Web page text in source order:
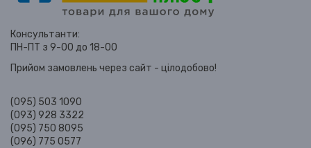
Консультанти:
ПН-ПТ з 9-00 до 18-00
Прийом замовлень через сайт - цілодобово!
(095) 503 1090
(093) 928 3322
(095) 750 8095
(096) 775 0577